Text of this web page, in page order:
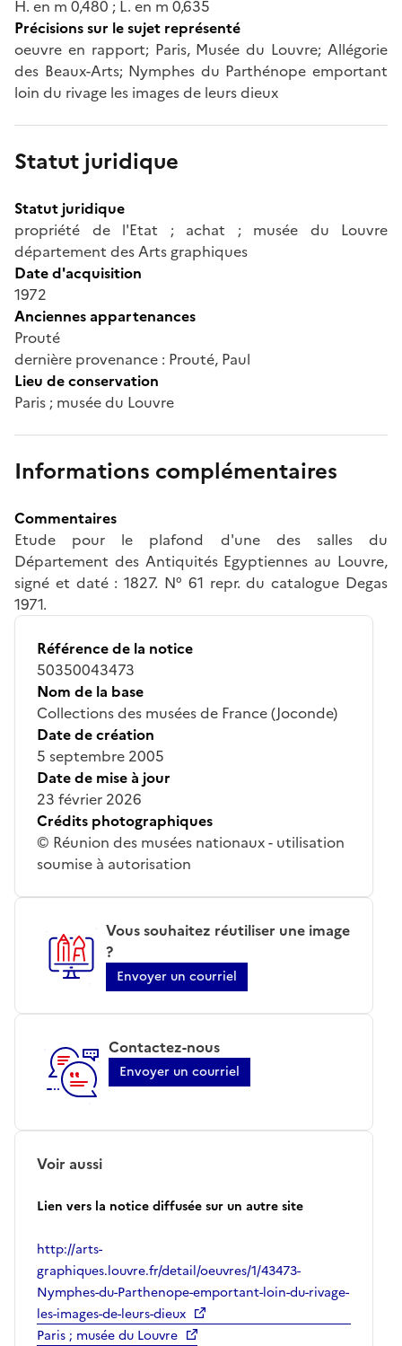
H. en m 0,480 ; L. en m 0,635
Précisions sur le sujet représenté
oeuvre en rapport; Paris, Musée du Louvre; Allégorie
des Beaux-Arts; Nymphes du Parthénope emportant
loin du rivage les images de leurs dieux
Statut juridique
Statut juridique
propriété de l'Etat ; achat ; musée du Louvre
département des Arts graphiques
Date d'acquisition
1972
Anciennes appartenances
Prouté
dernière provenance : Prouté, Paul
Lieu de conservation
Paris ; musée du Louvre
Informations complémentaires
Commentaires
Etude pour le plafond d'une des salles du
Département des Antiquités Egyptiennes au Louvre,
signé et daté : 1827. N° 61 repr. du catalogue Degas
1971.
Référence de la notice
50350043473
Nom de la base
Collections des musées de France (Joconde)
Date de création
5 septembre 2005
Date de mise à jour
23 février 2026
Crédits photographiques
© Réunion des musées nationaux - utilisation
soumise à autorisation
Vous souhaitez réutiliser une image
?
Envoyer un courriel
Contactez-nous
Envoyer un courriel
Voir aussi
Lien vers la notice diffusée sur un autre site
http://arts-
graphiques.louvre.fr/detail/oeuvres/1/43473-
Nymphes-du-Parthenope-emportant-loin-du-rivage-
les-images-de-leurs-dieux
Paris ; musée du Louvre